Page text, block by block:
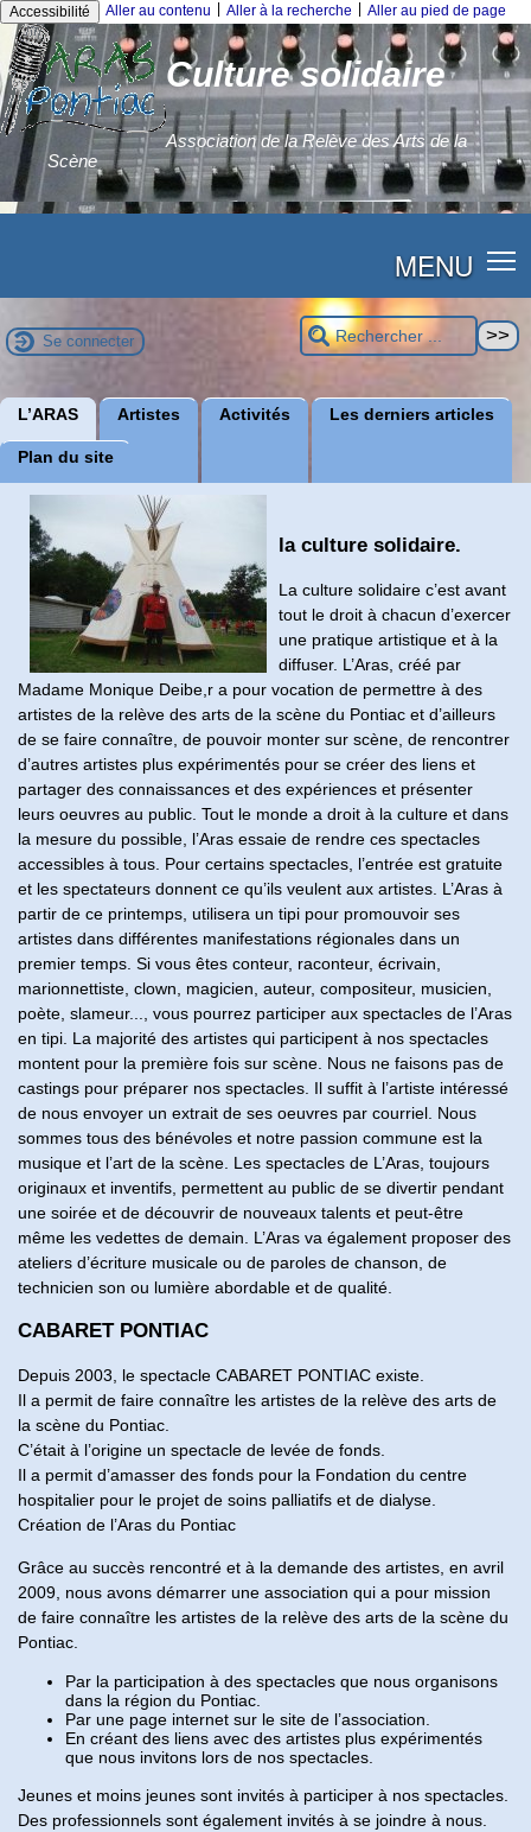
Accessibilité Aller au contenu Aller à la recherche Aller au pied de page
Culture solidaire
Association de la Relève des Arts de la
Scène
MENU
Se connecter
L’ARAS Artistes Activités Les derniers articles
Plan du site
la culture solidaire.
La culture solidaire c’est avant
tout le droit à chacun d’exercer
une pratique artistique et à la
diffuser. L’Aras, créé par
Madame Monique Deibe,r a pour vocation de permettre à des
artistes de la relève des arts de la scène du Pontiac et d’ailleurs
de se faire connaître, de pouvoir monter sur scène, de rencontrer
d’autres artistes plus expérimentés pour se créer des liens et
partager des connaissances et des expériences et présenter
leurs oeuvres au public. Tout le monde a droit à la culture et dans
la mesure du possible, l’Aras essaie de rendre ces spectacles
accessibles à tous. Pour certains spectacles, l’entrée est gratuite
et les spectateurs donnent ce qu’ils veulent aux artistes. L’Aras à
partir de ce printemps, utilisera un tipi pour promouvoir ses
artistes dans différentes manifestations régionales dans un
premier temps. Si vous êtes conteur, raconteur, écrivain,
marionnettiste, clown, magicien, auteur, compositeur, musicien,
poète, slameur..., vous pourrez participer aux spectacles de l’Aras
en tipi. La majorité des artistes qui participent à nos spectacles
montent pour la première fois sur scène. Nous ne faisons pas de
castings pour préparer nos spectacles. Il suffit à l’artiste intéressé
de nous envoyer un extrait de ses oeuvres par courriel. Nous
sommes tous des bénévoles et notre passion commune est la
musique et l’art de la scène. Les spectacles de L’Aras, toujours
originaux et inventifs, permettent au public de se divertir pendant
une soirée et de découvrir de nouveaux talents et peut-être
même les vedettes de demain. L’Aras va également proposer des
ateliers d’écriture musicale ou de paroles de chanson, de
technicien son ou lumière abordable et de qualité.
CABARET PONTIAC
Depuis 2003, le spectacle CABARET PONTIAC existe.
Il a permit de faire connaître les artistes de la relève des arts de
la scène du Pontiac.
C’était à l’origine un spectacle de levée de fonds.
Il a permit d’amasser des fonds pour la Fondation du centre
hospitalier pour le projet de soins palliatifs et de dialyse.
Création de l’Aras du Pontiac
Grâce au succès rencontré et à la demande des artistes, en avril
2009, nous avons démarrer une association qui a pour mission
de faire connaître les artistes de la relève des arts de la scène du
Pontiac.
Par la participation à des spectacles que nous organisons
dans la région du Pontiac.
Par une page internet sur le site de l’association.
En créant des liens avec des artistes plus expérimentés
que nous invitons lors de nos spectacles.
Jeunes et moins jeunes sont invités à participer à nos spectacles.
Des professionnels sont également invités à se joindre à nous.